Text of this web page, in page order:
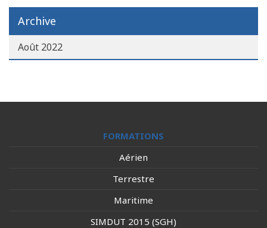
Archive
Août 2022
FORMATIONS
Aérien
Terrestre
Maritime
SIMDUT 2015 (SGH)